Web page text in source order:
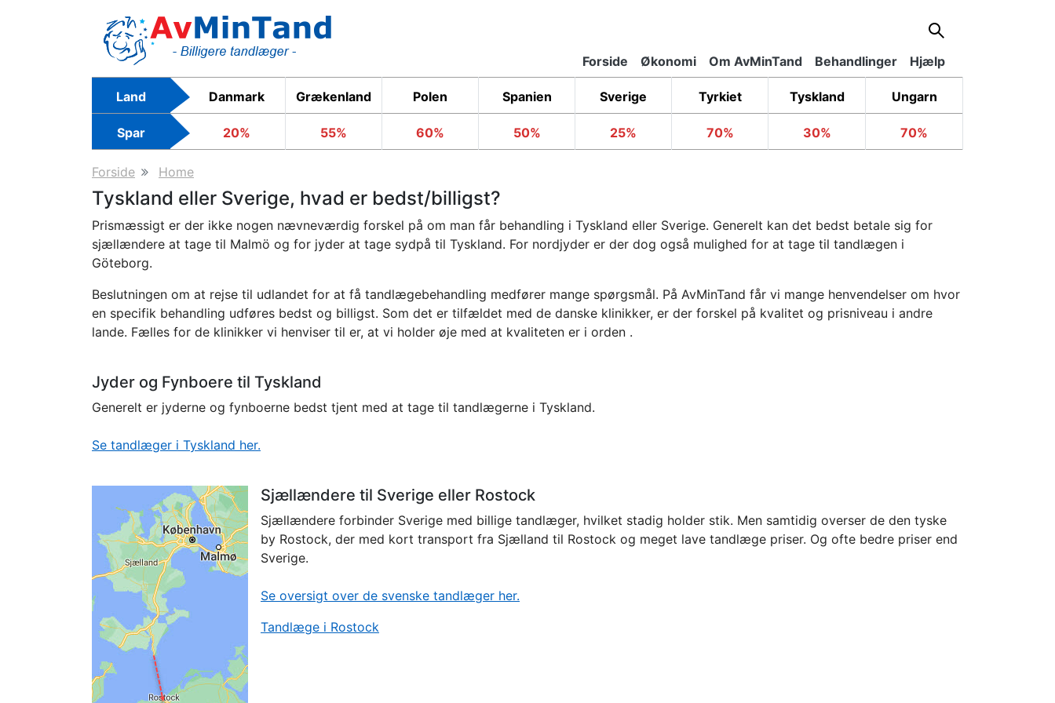
Primary
Links
Forside Økonomi Om AvMinTand Behandlinger Hjælp
Land Danmark Grækenland Polen Spanien Sverige Tyrkiet Tyskland Ungarn
Spar 20% 55% 60% 50% 25% 70% 30% 70%
Forside Home
Tyskland eller Sverige, hvad er bedst/billigst?
Prismæssigt er der ikke nogen nævneværdig forskel på om man får behandling i Tyskland eller Sverige. Generelt kan det bedst betale sig for
sjællændere at tage til Malmö og for jyder at tage sydpå til Tyskland. For nordjyder er der dog også mulighed for at tage til tandlægen i
Göteborg.
Beslutningen om at rejse til udlandet for at få tandlægebehandling medfører mange spørgsmål. På AvMinTand får vi mange henvendelser om hvor
en specifik behandling udføres bedst og billigst. Som det er tilfældet med de danske klinikker, er der forskel på kvalitet og prisniveau i andre
lande. Fælles for de klinikker vi henviser til er, at vi holder øje med at kvaliteten er i orden .
Jyder og Fynboere til Tyskland
Generelt er jyderne og fynboerne bedst tjent med at tage til tandlægerne i Tyskland.
Se tandlæger i Tyskland her.
Sjællændere til Sverige eller Rostock
Sjællændere forbinder Sverige med billige tandlæger, hvilket stadig holder stik. Men samtidig overser de den tyske
by Rostock, der med kort transport fra Sjælland til Rostock og meget lave tandlæge priser. Og ofte bedre priser end
Sverige.
Se oversigt over de svenske tandlæger her.
Tandlæge i Rostock